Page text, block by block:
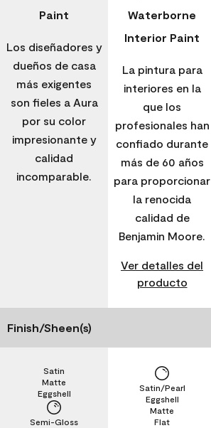
Paint
Los diseñadores y
dueños de casa
más exigentes
son fieles a Aura
por su color
impresionante y
calidad
incomparable.
Waterborne
Interior Paint
La pintura para
interiores en la
que los
profesionales han
confiado durante
más de 60 años
para proporcionar
la renocida
calidad de
Benjamin Moore.
Ver detalles del
producto
Finish/Sheen(s)
Semi-Gloss
Eggshell
Matte
Satin
Flat
Matte
Eggshell
Satin/Pearl